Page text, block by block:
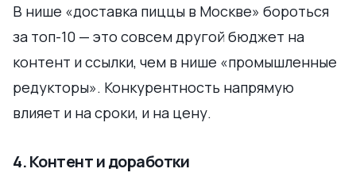
В нише «доставка пиццы в Москве» бороться
за топ-10 — это совсем другой бюджет на
контент и ссылки, чем в нише «промышленные
редукторы». Конкурентность напрямую
влияет и на сроки, и на цену.
4. Контент и доработки